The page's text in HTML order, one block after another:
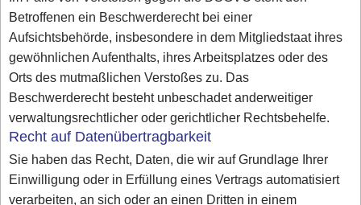
Betroffenen ein Beschwerderecht bei einer
Aufsichtsbehörde, insbesondere in dem Mitgliedstaat ihres
gewöhnlichen Aufenthalts, ihres Arbeitsplatzes oder des
Orts des mutmaßlichen Verstoßes zu. Das
Beschwerderecht besteht unbeschadet anderweitiger
verwaltungsrechtlicher oder gerichtlicher Rechtsbehelfe.
Recht auf Datenübertragbarkeit
Sie haben das Recht, Daten, die wir auf Grundlage Ihrer
Einwilligung oder in Erfüllung eines Vertrags automatisiert
verarbeiten, an sich oder an einen Dritten in einem